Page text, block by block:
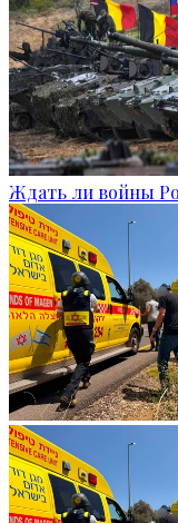
Ждать ли войны